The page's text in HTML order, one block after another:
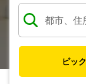
ピッ